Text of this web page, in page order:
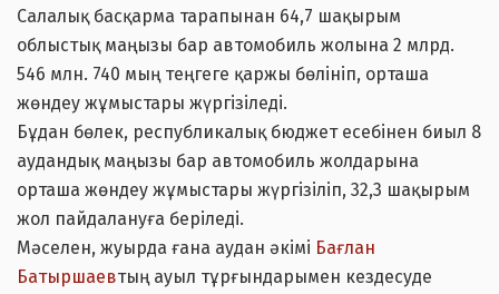
Салалық басқарма тарапынан 64,7 шақырым
облыстық маңызы бар автомобиль жолына 2 млрд.
546 млн. 740 мың теңгеге қаржы бөлініп, орташа
жөндеу жұмыстары жүргізіледі.
Бұдан бөлек, республикалық бюджет есебінен биыл 8
аудандық маңызы бар автомобиль жолдарына
орташа жөндеу жұмыстары жүргізіліп, 32,3 шақырым
жол пайдалануға беріледі.
Мәселен, жуырда ғана аудан әкімі Бағлан
Батыршаевтың ауыл тұрғындарымен кездесуде